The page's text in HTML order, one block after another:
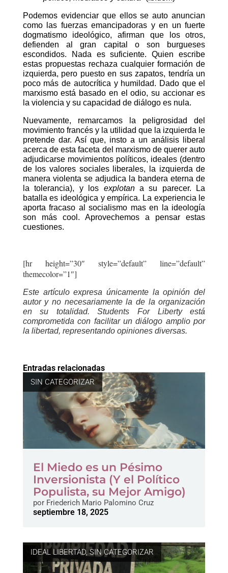
Podemos evidenciar que ellos se auto anuncian
como las fuerzas emancipadoras y en un fuerte
dogmatismo ideológico, afirman que los otros,
defienden al gran capital o son burgueses
escondidos. Nada es suficiente. Quien escribe
estas propuestas rechaza cualquier formación de
izquierda, pero puesto en sus zapatos, tendría un
poco más de autocrítica y humildad. Dado que el
marxismo está basado en el odio, su accionar es
la violencia y su capacidad de diálogo es nula.
Nuevamente, remarcamos la peligrosidad del
movimiento francés y la utilidad que la izquierda le
pretende dar. Así que, insto a un análisis liberal
acerca de esta faceta del marxismo de querer auto
adjudicarse movimientos políticos, ideales (dentro
de los valores sociales liberales, la izquierda de
manera violenta se adjudica la bandera eterna de
la tolerancia), y los explotan a su parecer. La
batalla es ideológica y empírica. La experiencia le
aporta fracaso al socialismo mas en la ideología
son más cool. Aprovechemos a pensar estas
cuestiones.
[hr height=”30″ style=”default” line=”default”
themecolor=”1″]
Este artículo expresa únicamente la opinión del
autor y no necesariamente la de la organización
en su totalidad. Students For Liberty está
comprometida con facilitar un diálogo amplio por
la libertad, representando opiniones diversas.
Entradas relacionadas
SIN CATEGORIZAR
El Miedo es un Pésimo
Inversionista (Y el Político
Populista, su Mejor Amigo)
porFriederich Mario Palomino Cruz
septiembre 18, 2025
IDEAL LIBERTAD,SIN CATEGORIZAR